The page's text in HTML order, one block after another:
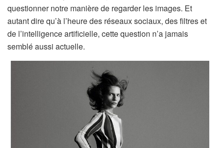
questionner notre manière de regarder les images. Et
autant dire qu’à l’heure des réseaux sociaux, des filtres et
de l’intelligence artificielle, cette question n’a jamais
semblé aussi actuelle.